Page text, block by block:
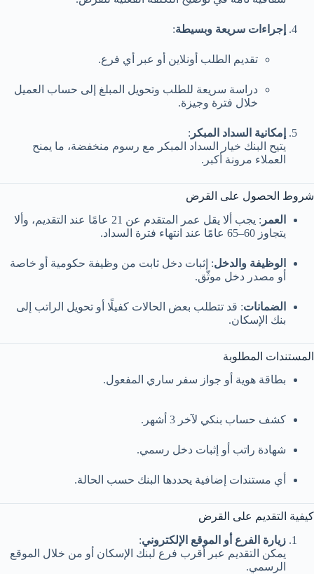
إجراءات سريعة وبسيطة:
تقديم الطلب أونلاين أو عبر أي فرع.
دراسة سريعة للطلب وتحويل المبلغ إلى حساب العميل
خلال فترة وجيزة.
إمكانية السداد المبكر :
يتيح البنك خيار السداد المبكر مع رسوم منخفضة، ما يمنح
العملاء مرونة أكبر.
شروط الحصول على القرض
العمر
: يجب ألا يقل عمر المتقدم عن 21 عامًا عند التقديم، وألا
يتجاوز 60–65 عامًا عند انتهاء فترة السداد.
الوظيفة والدخل: إثبات دخل ثابت من وظيفة حكومية أو خاصة
أو مصدر دخل موثّق.
الضمانات: قد تتطلب بعض الحالات كفيلًا أو تحويل الراتب إلى
بنك الإسكان.
المستندات المطلوبة
بطاقة هوية أو جواز سفر ساري المفعول.
كشف حساب بنكي لآخر 3 أشهر.
شهادة راتب أو إثبات دخل رسمي.
أي مستندات إضافية يحددها البنك حسب الحالة.
كيفية التقديم على القرض
زيارة الفرع أو الموقع الإلكتروني:
يمكن التقديم عبر أقرب فرع لبنك الإسكان أو من خلال الموقع
الرسمي.